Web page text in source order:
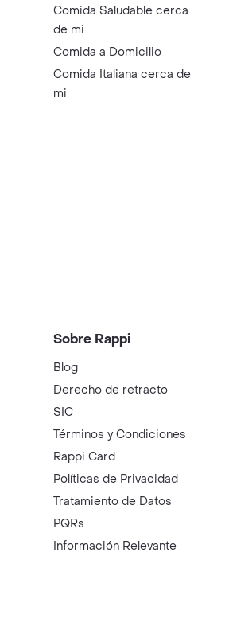
Comida Saludable cerca
de mi
Comida a Domicilio
Comida Italiana cerca de
mi
Sobre Rappi
Blog
Derecho de retracto
SIC
Términos y Condiciones
Rappi Card
Políticas de Privacidad
Tratamiento de Datos
PQRs
Información Relevante